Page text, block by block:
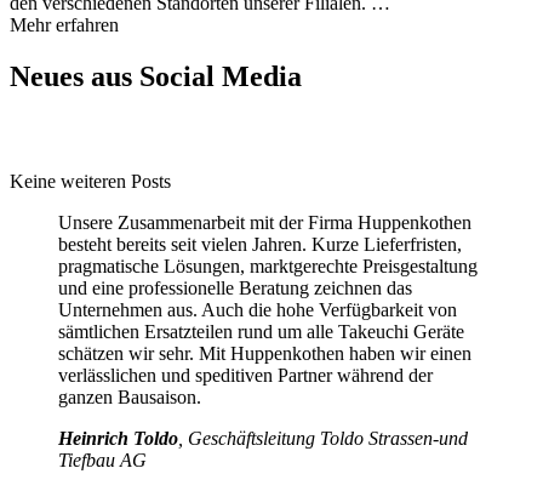
Mehr erfahren
Neues aus Social Media
Keine weiteren Posts
Unsere Zusammenarbeit mit der Firma Huppenkothen
besteht bereits seit vielen Jahren. Kurze Lieferfristen,
pragmatische Lösungen, marktgerechte Preisgestaltung
und eine professionelle Beratung zeichnen das
Unternehmen aus. Auch die hohe Verfügbarkeit von
sämtlichen Ersatzteilen rund um alle Takeuchi Geräte
schätzen wir sehr. Mit Huppenkothen haben wir einen
verlässlichen und speditiven Partner während der
ganzen Bausaison.
Heinrich Toldo , Geschäftsleitung Toldo Strassen-und
Tiefbau AG